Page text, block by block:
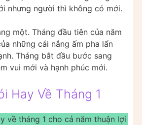
nhưng người thì không có mới.
một. Tháng đầu tiên của năm
những cái nắng ấm pha lẩn
Tháng bắt đầu bước sang
vui mới và hạnh phúc mới.
Hay Về Tháng 1
về tháng 1 cho cả năm thuận lợi